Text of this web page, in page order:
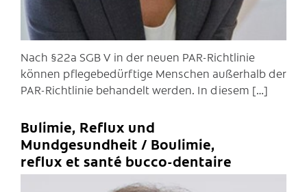
Nach §22a SGB V in der neuen PAR-Richtlinie
können pflegebedürftige Menschen außerhalb der
PAR-Richtlinie behandelt werden. In diesem […]
Bulimie, Reflux und
Mundgesundheit / Boulimie,
reflux et santé bucco-dentaire